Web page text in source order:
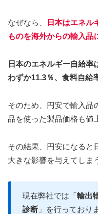
なぜなら、
日本はエネル
ものを海外からの輸入品
日本のエネルギー自給率
わずか11.3％、食料自給
そのため、円安で輸入品
品を使った製品価格も値
その結果、円安になると
大きな影響を与えてしま
現在弊社では「 輸出
診断 」を行っており